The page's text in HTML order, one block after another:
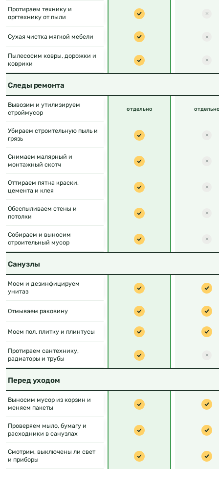
Протираем технику и
оргтехнику от пыли
Сухая чистка мягкой мебели
Пылесосим ковры, дорожки и
коврики
Следы ремонта
Вывозим и утилизируем
строймусор
отдельно
Убираем строительную пыль и
грязь
Снимаем малярный и
монтажный скотч
Оттираем пятна краски,
цемента и клея
Обеспыливаем стены и
потолки
Собираем и выносим
строительный мусор
Санузлы
Моем и дезинфицируем
унитаз
Отмываем раковину
Моем пол, плитку и плинтусы
Протираем сантехнику,
радиаторы и трубы
Перед уходом
Выносим мусор из корзин и
меняем пакеты
Проверяем мыло, бумагу и
расходники в санузлах
Смотрим, выключены ли свет
и приборы